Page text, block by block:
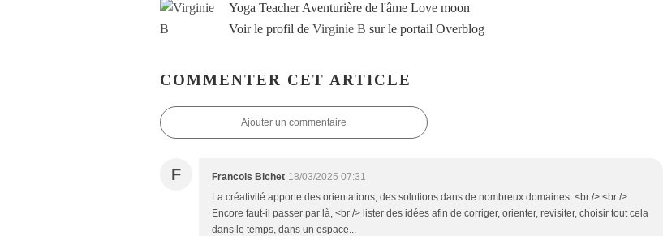
Yoga Teacher Aventurière de l'âme Love moon
Voir le profil de Virginie B sur le portail Overblog
COMMENTER CET ARTICLE
Ajouter un commentaire
F Francois Bichet 18/03/2025 07:31
La créativité apporte des orientations, des solutions dans de nombreux domaines. <br /> <br />
Encore faut-il passer par là, <br /> lister des idées afin de corriger, orienter, revisiter, choisir tout cela
dans le temps, dans un espace...